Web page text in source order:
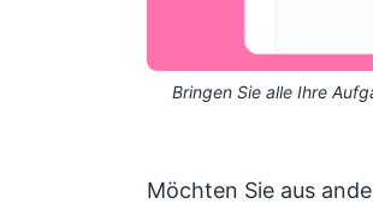
Bringen Sie alle Ihre
Möchten Sie aus